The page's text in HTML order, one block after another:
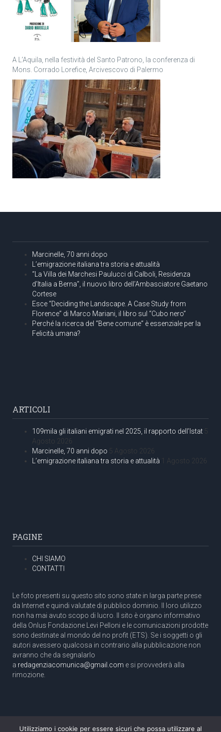
A L’Aquila, nella festività del Santo Patrono, la conferenza di
Mons. Corrado Lorefice, Arcivescovo di Palermo
Marcinelle, 70 anni dopo
L’emigrazione italiana tra storia e attualità
“La Villa dei Marchesi Paulucci di Calboli, Residenza
d’Italia a Berna”, il nuovo libro dell’Ambasciatore Gaetano
Cortese
Esce “Deciding the Landscape. A Case Study from
Florence” di Marco Mariani, il libro sul “Cubo nero”
Perché la ricerca del “Bene comune” è essenziale per la
Felicità umana?
ARTICOLI
109mila gli italiani emigrati nel 2025, il rapporto dell’Istat 5
Agosto 2026
Marcinelle, 70 anni dopo 5 Agosto 2026
L’emigrazione italiana tra storia e attualità 1 Agosto 2026
PAGINE
CHI SIAMO
CONTATTI
Le foto presenti su questo sito sono state in larga parte prese
da Internet e quindi valutate di pubblico dominio. Il loro utilizzo
non ha mai avuto scopo di lucro. Il sito è organo informativo
della Onlus Fondazione Levi Pelloni e le comunicazioni prodotte
sono destinate al mondo del no profit (ETS). Se i soggetti o gli
autori avessero qualcosa in contrario alla pubblicazione non
avranno che da segnalarlo
a redagenziacomunica@gmail.com e si provvederà alla
rimozione.
Copyright 2003 com.unica - Tutti i diritti riservati
Utilizziamo i cookie per essere sicuri che possa utilizzare al